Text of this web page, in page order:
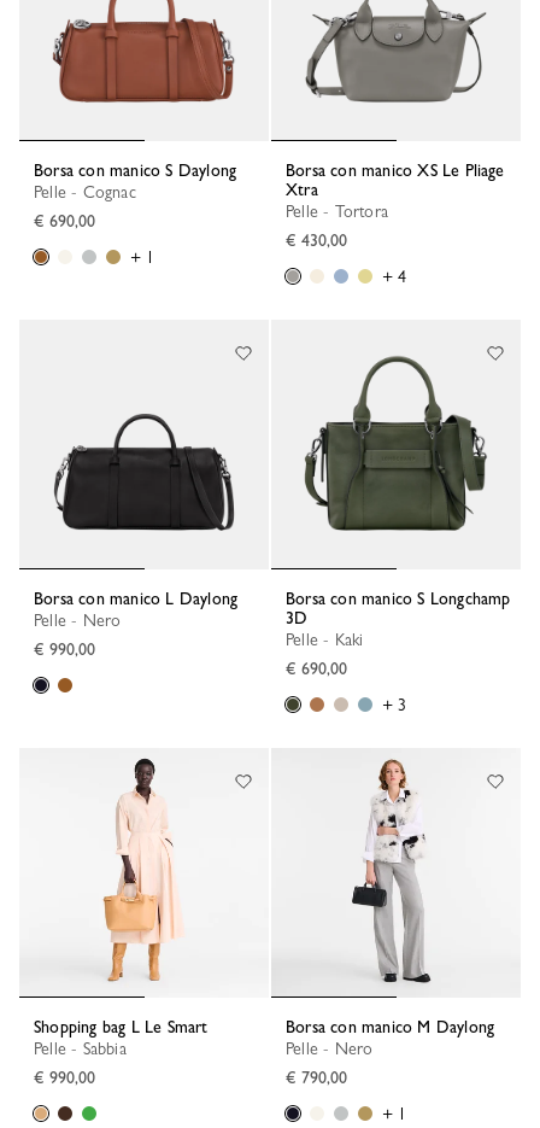
Borsa con manico S Daylong
Pelle - Cognac
€ 690,00
+ 1
Borsa con manico XS Le Pliage
Xtra
Pelle - Tortora
€ 430,00
+ 4
Borsa con manico L Daylong
Pelle - Nero
€ 990,00
Borsa con manico S Longchamp
3D
Pelle - Kaki
€ 690,00
+ 3
Shopping bag L Le Smart
Pelle - Sabbia
€ 990,00
Borsa con manico M Daylong
Pelle - Nero
€ 790,00
+ 1